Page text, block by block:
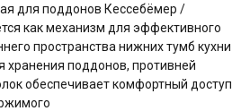
для поддонов Кессебёмер /
как механизм для эффективного
пространства нижних тумб кухни
хранения поддонов, противней
обеспечивает комфортный доступ